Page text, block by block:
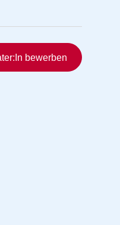
Schnellzugriff
bewerben